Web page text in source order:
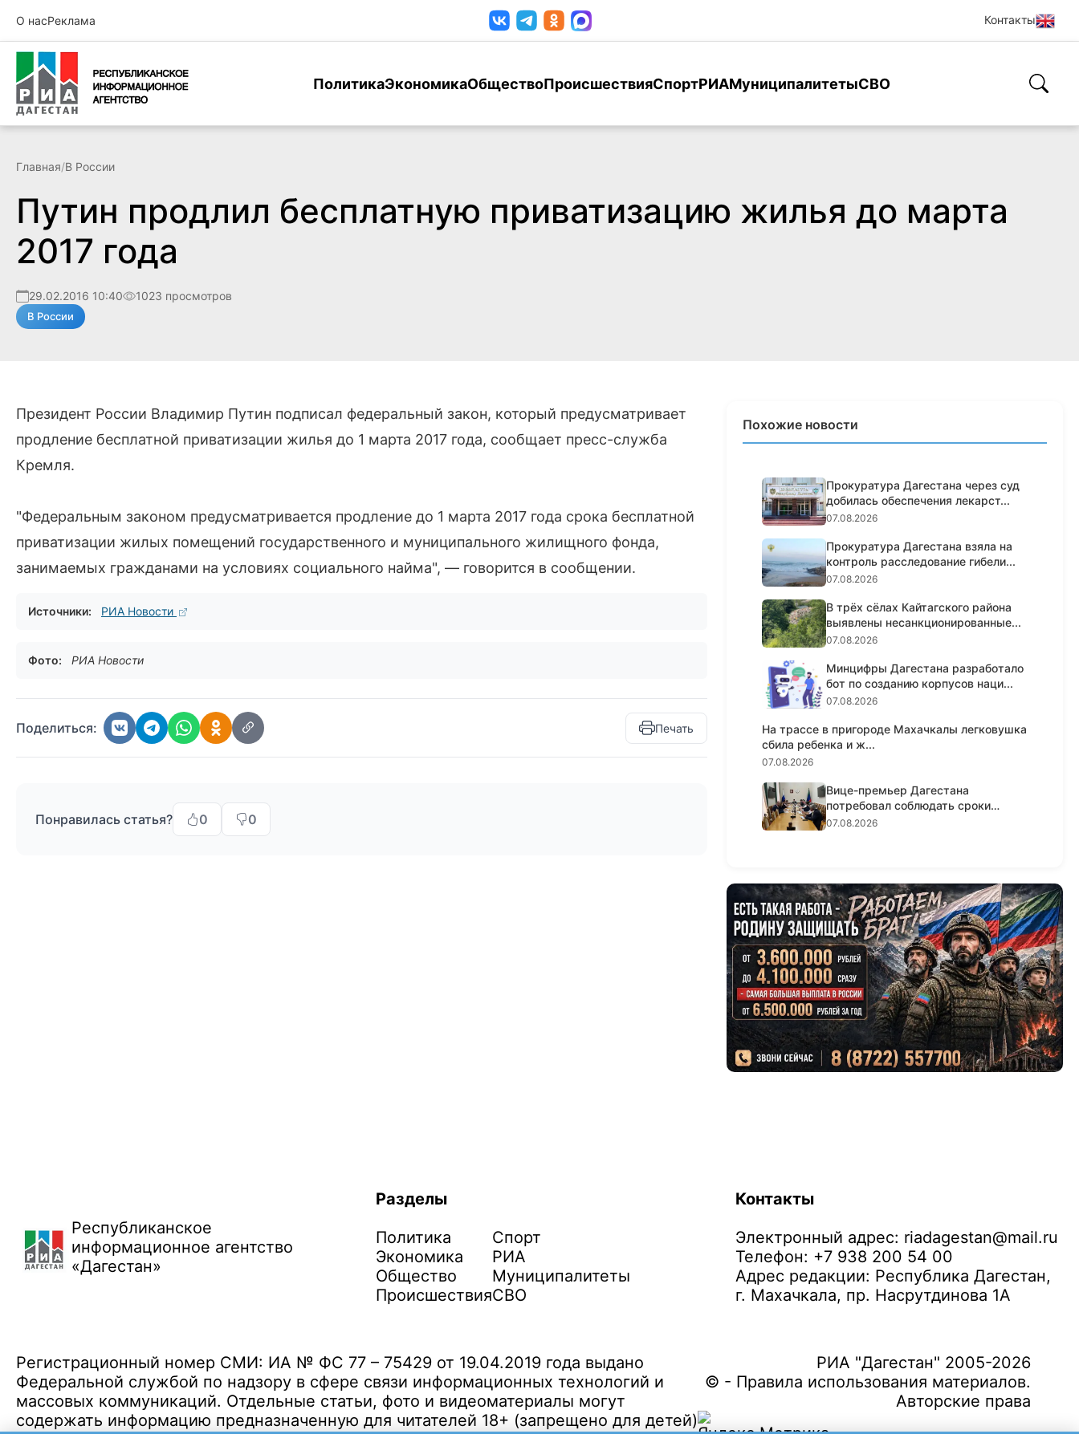
О насРеклама Контакты
ПолитикаЭкономикаОбществоПроисшествияСпортРИАМуниципалитетыСВО
Главная/В России
Путин продлил бесплатную приватизацию жилья до марта
2017 года
29.02.2016 10:40 1023 просмотров
В России
Президент России Владимир Путин подписал федеральный закон, который предусматривает
продление бесплатной приватизации жилья до 1 марта 2017 года, сообщает пресс-служба
Кремля.
"Федеральным законом предусматривается продление до 1 марта 2017 года срока бесплатной
приватизации жилых помещений государственного и муниципального жилищного фонда,
занимаемых гражданами на условиях социального найма", — говорится в сообщении.
Источники: РИА Новости
Фото: РИА Новости
Поделиться: Печать
Понравилась статья? 0 0
Похожие новости
Прокуратура Дагестана через суд
добилась обеспечения лекарст...
07.08.2026
Прокуратура Дагестана взяла на
контроль расследование гибели...
07.08.2026
В трёх сёлах Кайтагского района
выявлены несанкционированные...
07.08.2026
Минцифры Дагестана разработало
бот по созданию корпусов наци...
07.08.2026
На трассе в пригороде Махачкалы легковушка
сбила ребенка и ж...
07.08.2026
Вице-премьер Дагестана
потребовал соблюдать сроки
реализации...
07.08.2026
Республиканское
информационное агентство
«Дагестан»
Разделы
Политика
Экономика
Общество
Происшествия
Спорт
РИА
Муниципалитеты
СВО
Контакты
Электронный адрес: riadagestan@mail.ru
Телефон: +7 938 200 54 00
Адрес редакции: Республика Дагестан,
г. Махачкала, пр. Насрутдинова 1А
Регистрационный номер СМИ: ИА № ФС 77 – 75429 от 19.04.2019 года выдано
Федеральной службой по надзору в сфере связи информационных технологий и
массовых коммуникаций. Отдельные статьи, фото и видеоматериалы могут
содержать информацию предназначенную для читателей 18+ (запрещено для детей)
РИА "Дагестан" 2005-2026
© - Правила использования материалов.
Авторские права